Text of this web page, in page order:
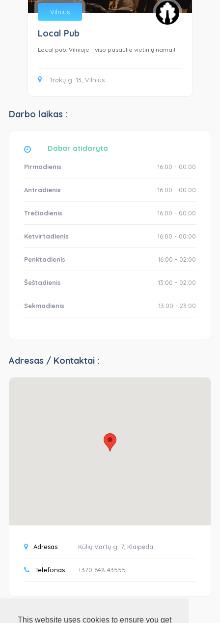
This website uses cookies to ensure you get
Vilnius
Local Pub
Local pub. Vilniuje - viso pasaulio vietinių namai!
Trakų g. 13, Vilnius
Darbo laikas :
Dabar atidaryta
Pirmadienis 16:00 - 00:00
Antradienis 16:00 - 00:00
Trečiadienis 16:00 - 00:00
Ketvirtadienis 16:00 - 00:00
Penktadienis 16:00 - 02:00
Šeštadienis 13:00 - 02:00
Sekmadienis 13:00 - 23:00
Adresas / Kontaktai :
Adresas: Kūlių Vartų g. 7, Klaipėda
Telefonas: +370 648 43555